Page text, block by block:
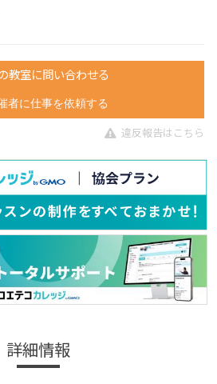
教室に問い合わせる
者に仕事を依頼する
違反報告はこちら
詳細情報